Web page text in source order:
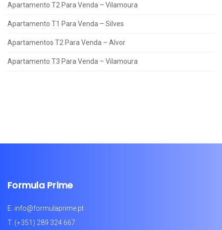
Apartamento T2 Para Venda – Vilamoura
Apartamento T1 Para Venda – Silves
Apartamentos T2 Para Venda – Alvor
Apartamento T3 Para Venda – Vilamoura
Formula Prime
E. info@formulaprime.pt
T. (+351) 289 324 667